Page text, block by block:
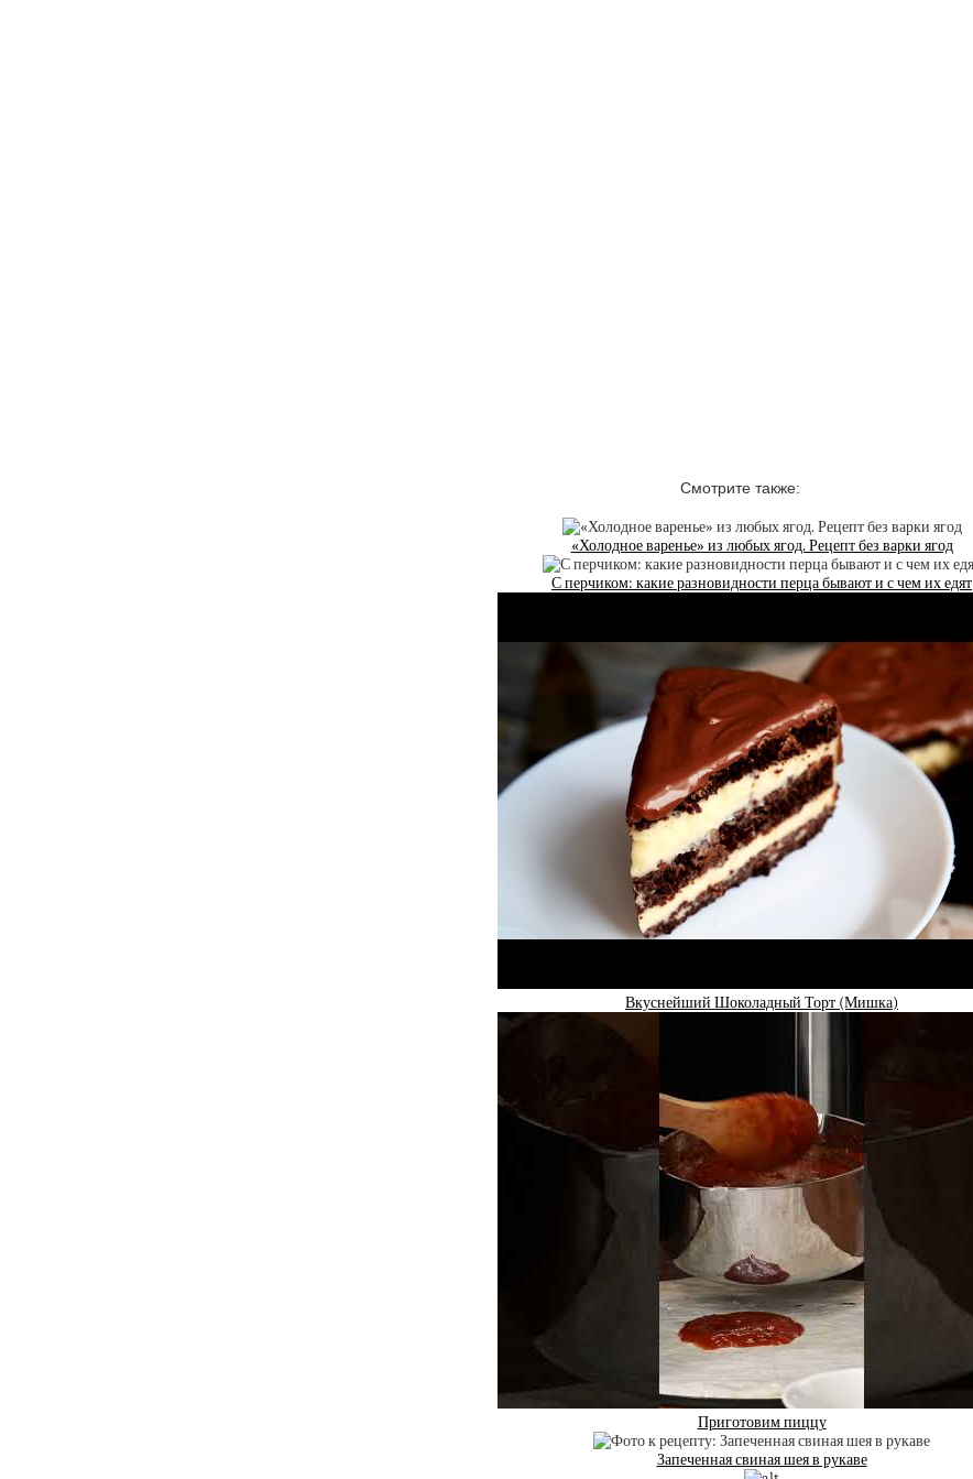
Смотрите также:
«Холодное варенье» из любых ягод. Рецепт без варки ягод
С перчиком: какие разновидности перца бывают и с чем их едят
Вкуснейший Шоколадный Торт (Мишка)
Приготовим пиццу
Запеченная свиная шея в рукаве